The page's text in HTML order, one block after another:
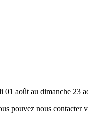
août au dimanche 23
pouvez nous contacter